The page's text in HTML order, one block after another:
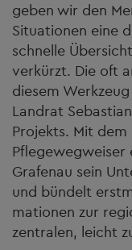
geben wir den
Situationen eine
schnelle
verkürzt. Die oft
diesem
Landrat
Projekts. Mit
Grafenau sein
und bündelt
mationen zur
zentralen, leicht